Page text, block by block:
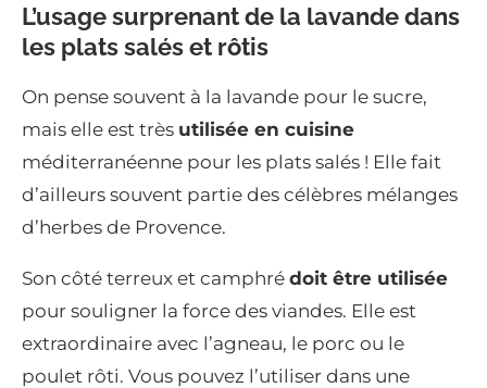
L’usage surprenant de la lavande dans
les plats salés et rôtis
On pense souvent à la lavande pour le sucre,
mais elle est très utilisée en cuisine
méditerranéenne pour les plats salés ! Elle fait
d’ailleurs souvent partie des célèbres mélanges
d’herbes de Provence.
Son côté terreux et camphré doit être utilisée
pour souligner la force des viandes. Elle est
extraordinaire avec l’agneau, le porc ou le
poulet rôti. Vous pouvez l’utiliser dans une